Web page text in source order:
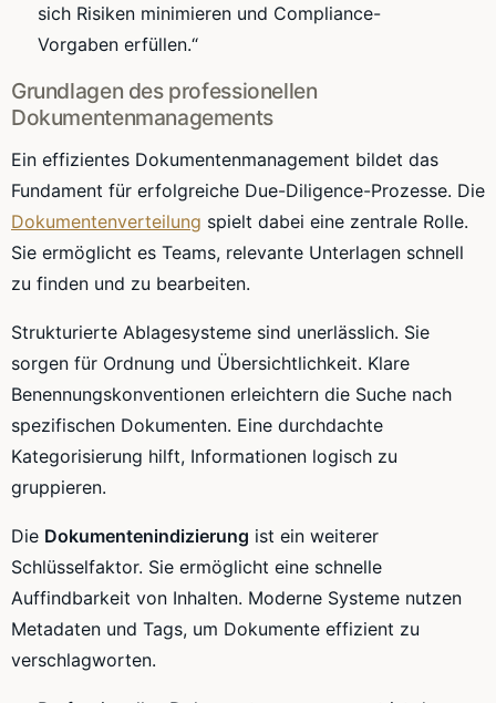
sich Risiken minimieren und Compliance-
Vorgaben erfüllen.“
Grundlagen des professionellen
Dokumentenmanagements
Ein effizientes Dokumentenmanagement bildet das
Fundament für erfolgreiche Due-Diligence-Prozesse. Die
Dokumentenverteilung spielt dabei eine zentrale Rolle.
Sie ermöglicht es Teams, relevante Unterlagen schnell
zu finden und zu bearbeiten.
Strukturierte Ablagesysteme sind unerlässlich. Sie
sorgen für Ordnung und Übersichtlichkeit. Klare
Benennungskonventionen erleichtern die Suche nach
spezifischen Dokumenten. Eine durchdachte
Kategorisierung hilft, Informationen logisch zu
gruppieren.
Die Dokumentenindizierung ist ein weiterer
Schlüsselfaktor. Sie ermöglicht eine schnelle
Auffindbarkeit von Inhalten. Moderne Systeme nutzen
Metadaten und Tags, um Dokumente effizient zu
verschlagworten.